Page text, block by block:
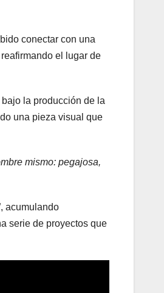
conectar con una
el lugar de
la producción de la
una pieza visual que
mismo: pegajosa,
acumulando
serie de proyectos que